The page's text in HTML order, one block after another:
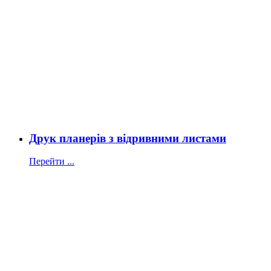
Друк планерів з відривними листами
Перейти ...